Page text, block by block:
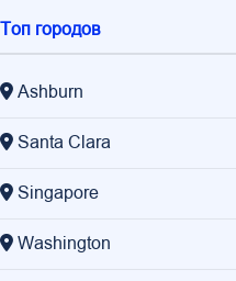
Топ городов
Ashburn
Santa Clara
Singapore
Washington